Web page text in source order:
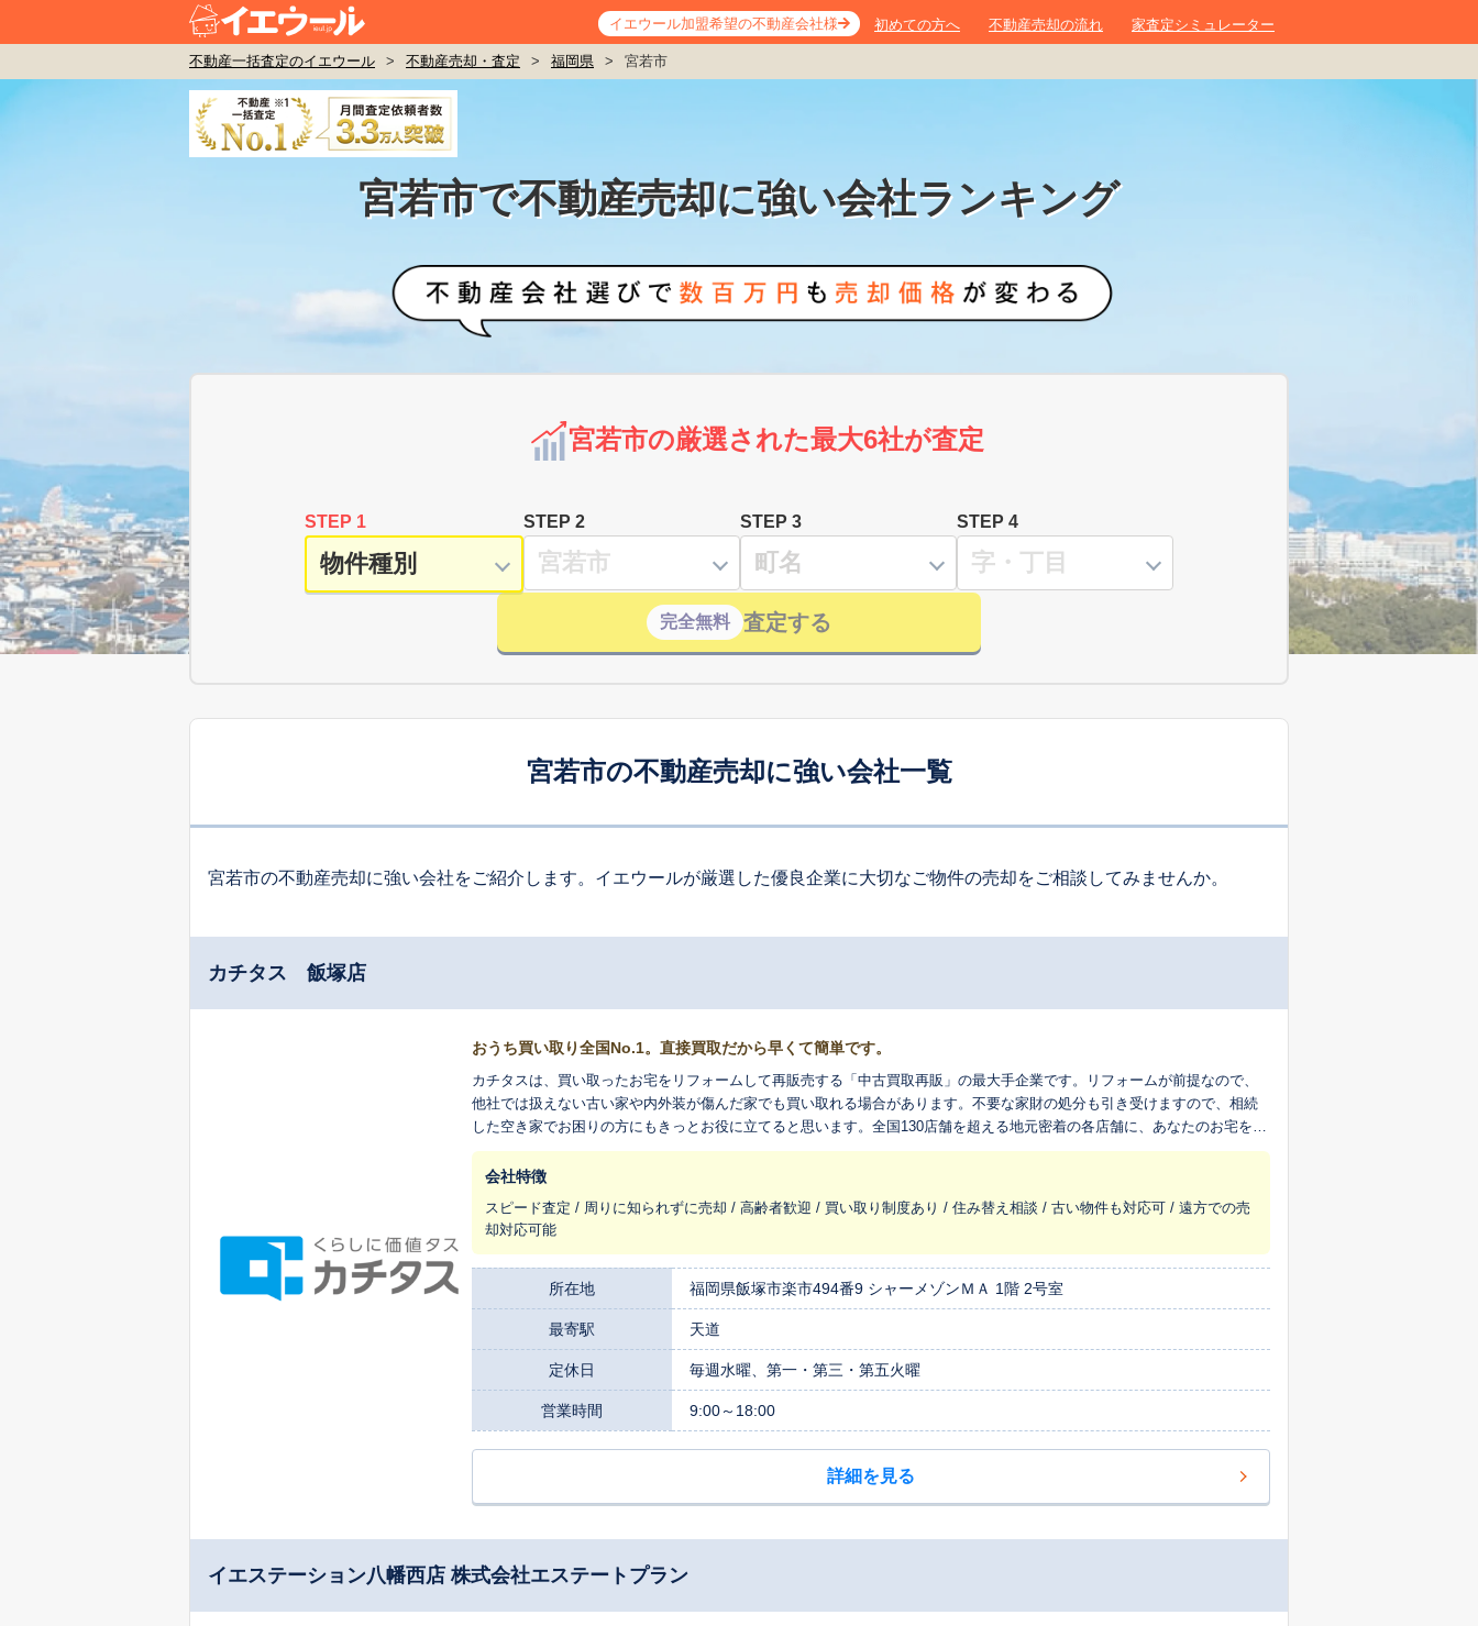
イエウール加盟希望の不動産会社様 初めての方へ 不動産売却の流れ 家査定シミュレーター
不動産一括査定のイエウール > 不動産売却・査定 > 福岡県 > 宮若市
宮若市で不動産売却に強い会社ランキング
宮若市の厳選された最大6社が査定
STEP 1 STEP 2 STEP 3 STEP 4
完全無料 査定する
宮若市の不動産売却に強い会社一覧
宮若市の不動産売却に強い会社をご紹介します。イエウールが厳選した優良企業に大切なご物件の売却をご相談してみませんか。
カチタス 飯塚店
おうち買い取り全国No.1。直接買取だから早くて簡単です。
カチタスは、買い取ったお宅をリフォームして再販売する「中古買取再販」の最大手企業です。リフォームが前提なので、
他社では扱えない古い家や内外装が傷んだ家でも買い取れる場合があります。不要な家財の処分も引き受けますので、相続
した空き家でお困りの方にもきっとお役に立てると思います。全国130店舗を超える地元密着の各店舗に、あなたのお宅を生
まれ変わらせ、長く住みつなぐお手伝いをさせてください。
会社特徴
スピード査定 / 周りに知られずに売却 / 高齢者歓迎 / 買い取り制度あり / 住み替え相談 / 古い物件も対応可 / 遠方での売
却対応可能
所在地 福岡県飯塚市楽市494番9 シャーメゾンＭＡ 1階 2号室
最寄駅 天道
定休日 毎週水曜、第一・第三・第五火曜
営業時間 9:00～18:00
詳細を見る
イエステーション八幡西店 株式会社エステートプラン